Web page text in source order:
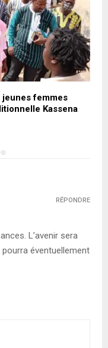
femmes
Kassena
L’avenir sera
éventuellement
RÉPONDRE